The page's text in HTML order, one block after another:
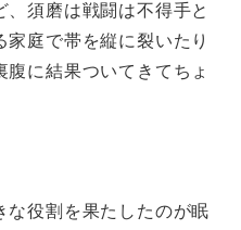
、須磨は戦闘は不得手と
庭で帯を縦に裂いたり
に結果ついてきてちょ
な役割を果たしたのが眠